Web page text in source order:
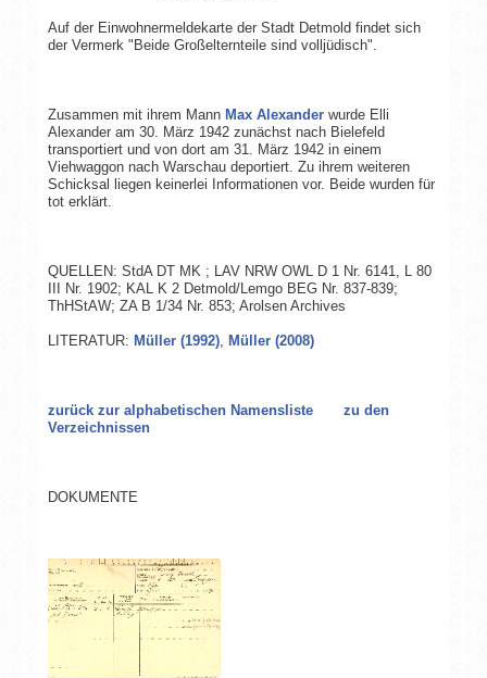
Auf der Einwohnermeldekarte der Stadt Detmold findet sich
der Vermerk "Beide Großelternteile sind volljüdisch".
Zusammen mit ihrem Mann Max Alexanderwurde Elli
Alexander am 30. März 1942 zunächst nach Bielefeld
transportiert und von dort am 31. März 1942 in einem
Viehwaggon nach Warschau deportiert. Zu ihrem weiteren
Schicksal liegen keinerlei Informationen vor. Beide wurden für
tot erklärt.
QUELLEN: StdA DT MK ; LAV NRW OWL D 1 Nr. 6141, L 80
III Nr. 1902; KAL K 2 Detmold/Lemgo BEG Nr. 837-839;
ThHStAW; ZA B 1/34 Nr. 853; Arolsen Archives
LITERATUR: Müller (1992), Müller (2008)
zurück zur alphabetischen Namensliste
zu den
Verzeichnissen
DOKUMENTE